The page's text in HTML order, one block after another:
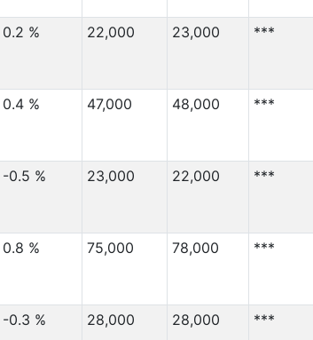
50,000
26,000
45,000
5,000
40,000
45,000
40,000
3,000
36,000 20,000
0.2 % 22,000 23,000 ***
0.4 % 47,000 48,000 ***
-0.5 % 23,000 22,000 ***
0.8 % 75,000 78,000 ***
-0.3 % 28,000 28,000 ***